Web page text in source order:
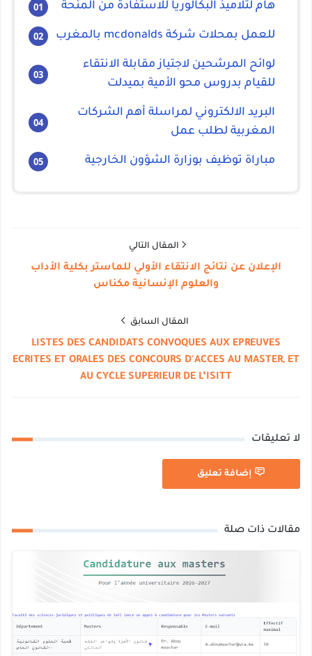
هام لتلاميذ البكالوريا للاستفادة من المنحة
للعمل بمحلات شركة mcdonalds بالمغرب
لوائح المرشحين لاجتياز مقابلة الانتقاء
للقيام بدروس محو الأمية بميدلت
البريد الالكتروني لمراسلة أهم الشركات
المغربية لطلب عمل
مباراة توظيف بوزارة الشؤون الخارجية
المقال التالي
الإعلان عن نتائج الانتقاء الأولي للماستر بكلية الأداب
والعلوم الإنسانية مكناس
المقال السابق
LISTES DES CANDIDATS CONVOQUES AUX EPREUVES
ECRITES ET ORALES DES CONCOURS D'ACCES AU MASTER, ET
AU CYCLE SUPERIEUR DE L’ISITT
لا تعليقات
إضافة تعليق
مقالات ذات صلة